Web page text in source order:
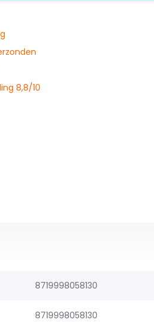
8,8/10
8719998058130
8719998058130